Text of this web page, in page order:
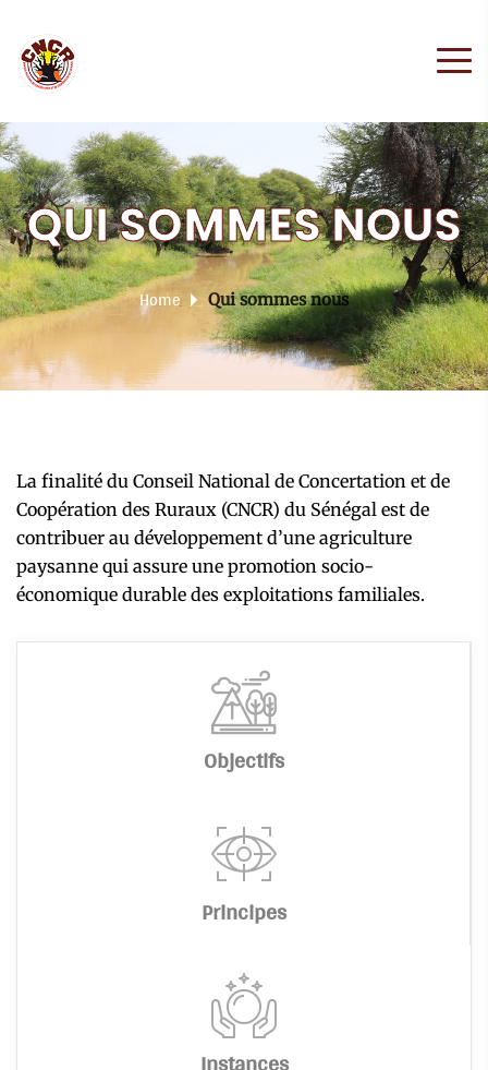
QUI SOMMES NOUS
Home Qui sommes nous
La finalité du Conseil National de Concertation et de
Coopération des Ruraux (CNCR) du Sénégal est de
contribuer au développement d’une agriculture
paysanne qui assure une promotion socio-
économique durable des exploitations familiales.
Objectifs
Principes